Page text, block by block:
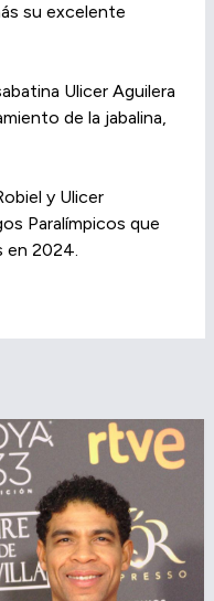
su excelente
Ulicer Aguilera
de la jabalina,
y Ulicer
Paralímpicos que
en 2024.